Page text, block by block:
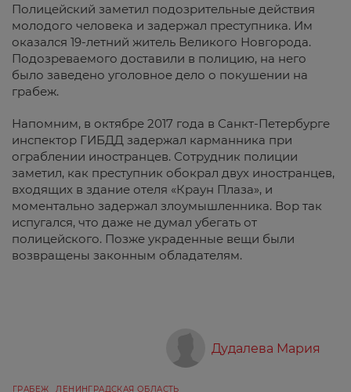
Полицейский заметил подозрительные действия
молодого человека и задержал преступника. Им
оказался 19-летний житель Великого Новгорода.
Подозреваемого доставили в полицию, на него
было заведено уголовное дело о покушении на
грабеж.
Напомним, в октябре 2017 года в Санкт-Петербурге
инспектор ГИБДД задержал карманника при
ограблении иностранцев. Сотрудник полиции
заметил, как преступник обокрал двух иностранцев,
входящих в здание отеля «Краун Плаза», и
моментально задержал злоумышленника. Вор так
испугался, что даже не думал убегать от
полицейского. Позже украденные вещи были
возвращены законным обладателям.
Дудалева Мария
ГРАБЕЖ ЛЕНИНГРАДСКАЯ ОБЛАСТЬ